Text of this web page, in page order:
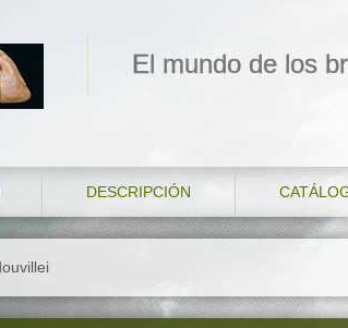
El mundo de los
DESCRIPCIÓN